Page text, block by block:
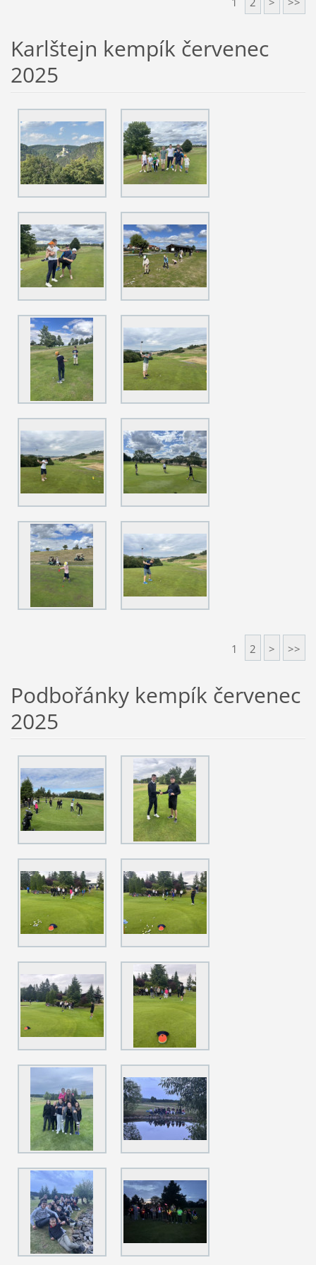
Karlštejn kempík červenec
2025
1 2 > >>
Podbořánky kempík červenec
2025